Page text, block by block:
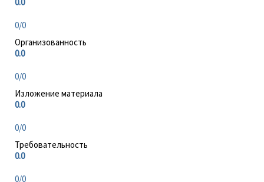
0/0
Организованность
0.0
0/0
Изложение материала
0.0
0/0
Требовательность
0.0
0/0